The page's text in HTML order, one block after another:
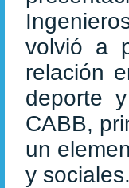
volvió a
relación
deporte
CABB,
un
y sociales.